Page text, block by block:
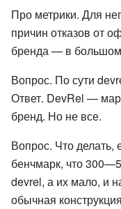
Про метрики. Для
причин отказов от
бренда — в
Вопрос. По сути
Ответ. DevRel —
бренд. Но не все.
Вопрос. Что делать,
бенчмарк, что
devrel, а их мало, и
обычная